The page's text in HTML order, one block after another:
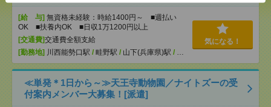
[給 与] 無資格未経験：時給1400円～ ■週払い
OK ■扶養内OK ■日収1万1200円以上
[交通費]交通費全額支給
[勤務地] 川西能勢口駅 / 畦野駅 / 山下(兵庫県)駅 / …
気になる！
≪単発＊1日から～≫天王寺動物園／ナイトズーの受
付案内メンバー大募集！[派遣]